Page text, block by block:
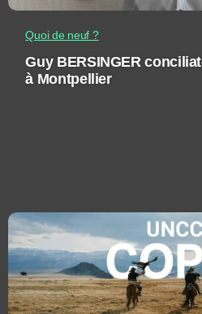
Quoi de neuf ?
Guy BERSINGER
à Montpellier